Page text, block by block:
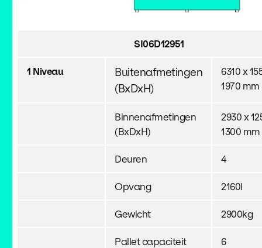
SI06D12951
1 Niveau
Buitenafmetingen
(BxDxH)
6310 x
1970 mm
Binnenafmetingen
(BxDxH)
2930 x
1300
Deuren 4
Opvang 2160l
Gewicht 2900kg
Pallet capaciteit
6